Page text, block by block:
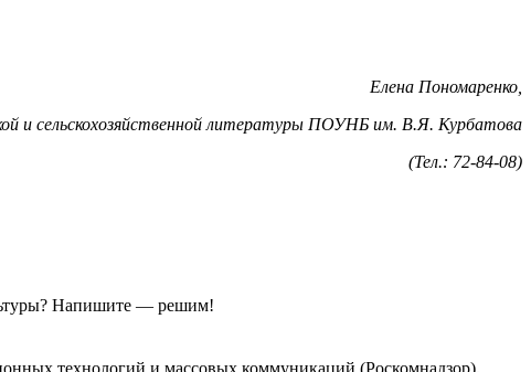
Елена Пономаренко,
и сельскохозяйственной литературы ПОУНБ им. В.Я. Курбатова
(Тел.: 72-84-08)
Напишите — решим!
технологий и массовых коммуникаций (Роскомнадзор).